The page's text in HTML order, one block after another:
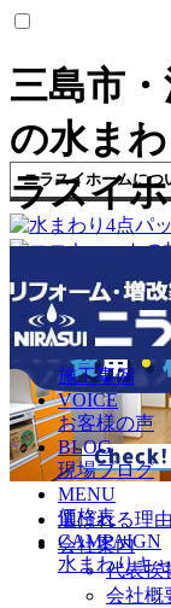
三島市
の水ま
ラスイ
施工事例
VOICE
お客様の声
BLOG
現場ブログ
MENU
価格表
CAMPAIGN
水まわりキ
ニラスイホームにつ
選ばれる理由
会社案内
代表挨
会社概